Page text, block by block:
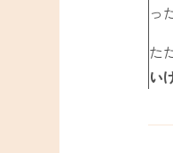
っ
た
い